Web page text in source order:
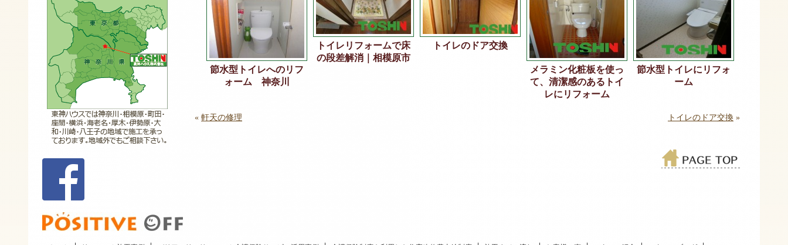
節水型トイレへのリフ
ォーム 神奈川
トイレリフォームで床
の段差解消｜相模原市
トイレのドア交換
メラミン化粧板を使っ
て、清潔感のあるトイ
レにリフォーム
節水型トイレにリフォ
ーム
« 軒天の修理 トイレのドア交換 »